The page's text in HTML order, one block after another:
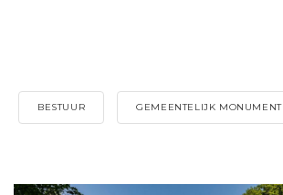
BESTUUR GEMEENTELIJK MONUMENT